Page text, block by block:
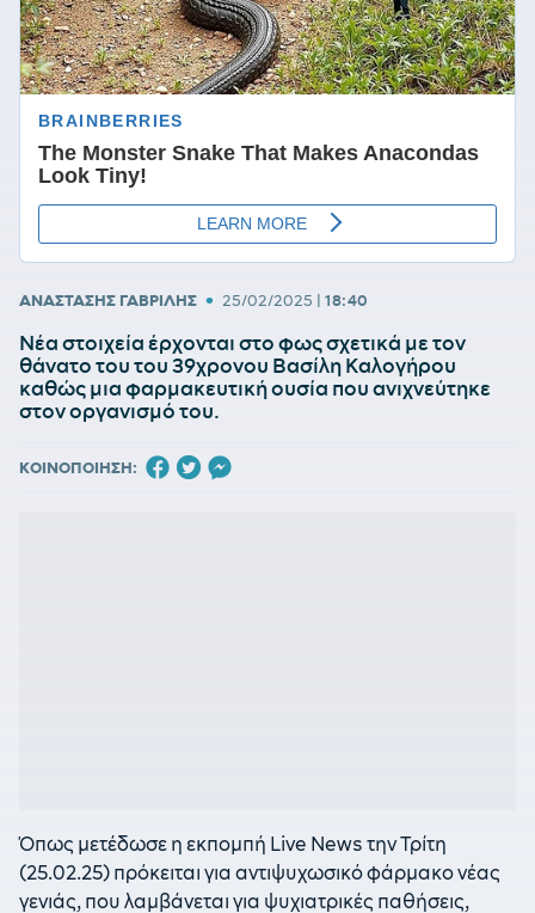
ΑΝΑΣΤΑΣΗΣ ΓΑΒΡΙΛΗΣ • 25/02/2025 | 18:40
Νέα στοιχεία έρχονται στο φως σχετικά με τον
θάνατο του του 39χρονου Βασίλη Καλογήρου
καθώς μια φαρμακευτική ουσία που ανιχνεύτηκε
στον οργανισμό του.
ΚΟΙΝΟΠΟΙΗΣΗ:
Όπως μετέδωσε η εκπομπή Live News την Τρίτη
(25.02.25) πρόκειται για αντιψυχωσικό φάρμακο νέας
γενιάς, που λαμβάνεται για ψυχιατρικές παθήσεις,